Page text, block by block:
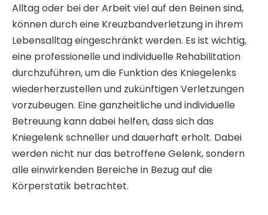
Alltag oder bei der Arbeit viel auf den Beinen sind,
können durch eine Kreuzbandverletzung in ihrem
Lebensalltag eingeschränkt werden. Es ist wichtig,
eine professionelle und individuelle Rehabilitation
durchzuführen, um die Funktion des Kniegelenks
wiederherzustellen und zukünftigen Verletzungen
vorzubeugen. Eine ganzheitliche und individuelle
Betreuung kann dabei helfen, dass sich das
Kniegelenk schneller und dauerhaft erholt. Dabei
werden nicht nur das betroffene Gelenk, sondern
alle einwirkenden Bereiche in Bezug auf die
Körperstatik betrachtet.